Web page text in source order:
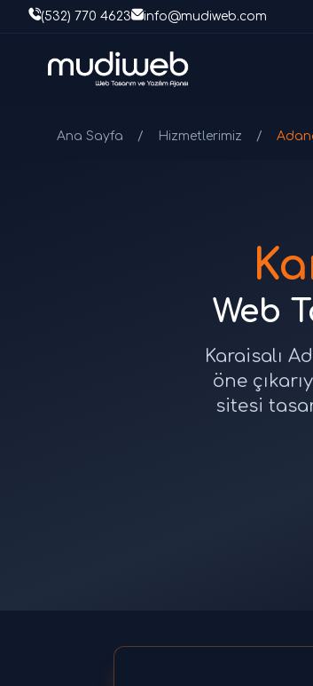
(532) 770 4623 info@mudiweb.com
Ana Sayfa / Hizmetlerimiz /
Web
Karaisalı
öne
sitesi